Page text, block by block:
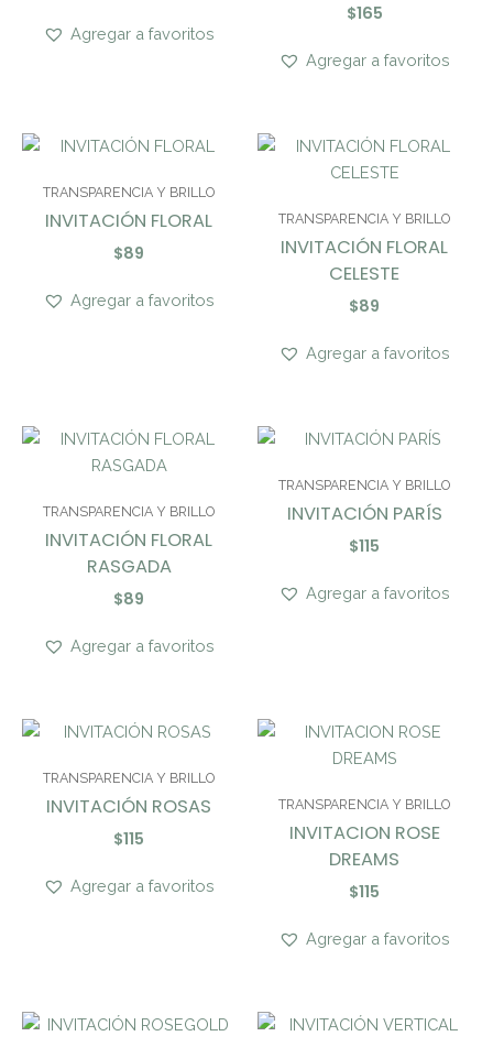
Agregar a favoritos
$165
Agregar a favoritos
TRANSPARENCIA Y BRILLO
INVITACIÓN FLORAL
$89
Agregar a favoritos
TRANSPARENCIA Y BRILLO
INVITACIÓN FLORAL
CELESTE
$89
Agregar a favoritos
TRANSPARENCIA Y BRILLO
INVITACIÓN FLORAL
RASGADA
$89
Agregar a favoritos
TRANSPARENCIA Y BRILLO
INVITACIÓN PARÍS
$115
Agregar a favoritos
TRANSPARENCIA Y BRILLO
INVITACIÓN ROSAS
$115
Agregar a favoritos
TRANSPARENCIA Y BRILLO
INVITACION ROSE
DREAMS
$115
Agregar a favoritos